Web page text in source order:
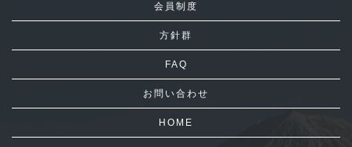
会員制度
方針群
FAQ
お問い合わせ
HOME